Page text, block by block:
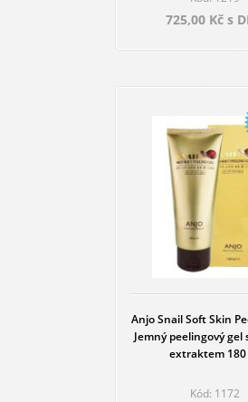
725,00 Kč s
Anjo Snail Soft Skin
Jemný peelingový gel
extraktem 180
Kód: 1172